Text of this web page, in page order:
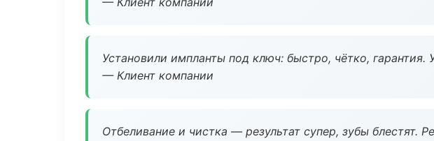
Установили импланты под ключ: быстро, чётко, гарантия.
— Клиент компании
Отбеливание и чистка — результат супер, зубы блестят.